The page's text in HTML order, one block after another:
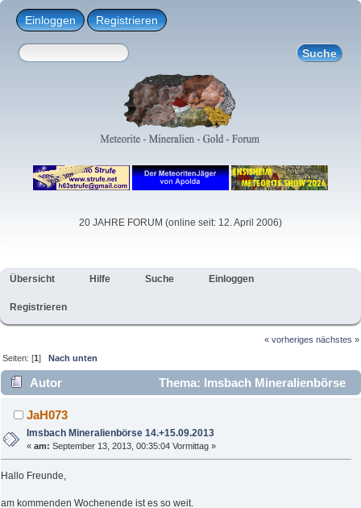
Einloggen Registrieren
20 JAHRE FORUM (online seit: 12. April 2006)
Übersicht Hilfe Suche Einloggen
Registrieren
« vorheriges nächstes »
Seiten: [1]Nach unten
Autor
Thema: Imsbach Mineralienbörse
14.+15.09.2013 (Gelesen 3547 mal)
JaH073
Imsbach Mineralienbörse 14.+15.09.2013
«am: September 13, 2013, 00:35:04 Vormittag »
Hallo Freunde,
am kommenden Wochenende ist es so weit.